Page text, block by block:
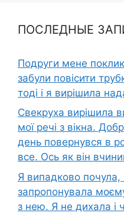
ПОСЛЕДНЫЕ
Подруги мене
забули повісити
тоді і я вирішила
Свекруха вирішила
мої речі з вікна.
день повернувся в
все. Ось як він
Я випадково почула,
запропонувала
з нею. Я не дихала і